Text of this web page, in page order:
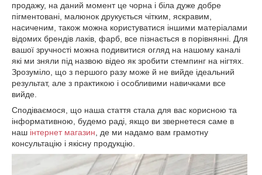
продажу, на даний момент це чорна і біла дуже добре
пігментовані, малюнок друкується чітким, яскравим,
насиченим, також можна користуватися іншими матеріалами
відомих брендів лаків, фарб, все пізнається в порівнянні. Для
вашої зручності можна подивитися огляд на нашому каналі
які ми зняли під назвою відео як зробити стемпинг на нігтях.
Зрозуміло, що з першого разу може й не вийде ідеальний
результат, але з практикою і особливими навичками все
вийде.
Сподіваємося, що наша стаття стала для вас корисною та
інформативною, будемо раді, якщо ви звернетеся саме в
наш інтернет магазин, де ми надамо вам грамотну
консультацію і якісну продукцію.